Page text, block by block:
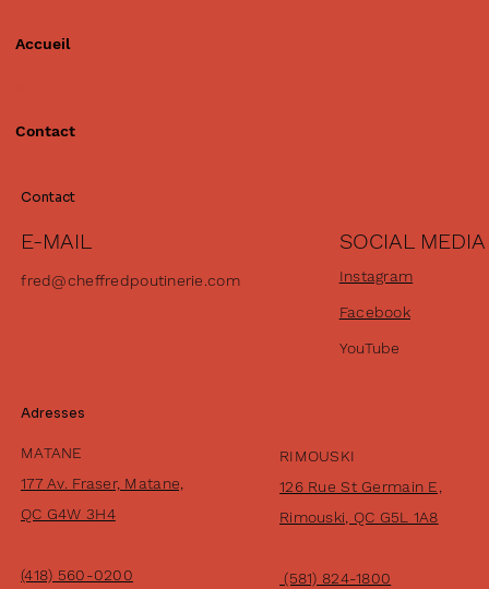
Contact
E-MAIL
fred@cheffredpoutinerie.com
SOCIAL MEDIA
Instagram
Facebook
YouTube
Accueil
Contact
Adresses
MATANE
177 Av. Fraser, Matane,
QC G4W 3H4
(418) 560-0200
RIMOUSKI
126 Rue St Germain E,
Rimouski, QC G5L 1A8
(581) 824-1800